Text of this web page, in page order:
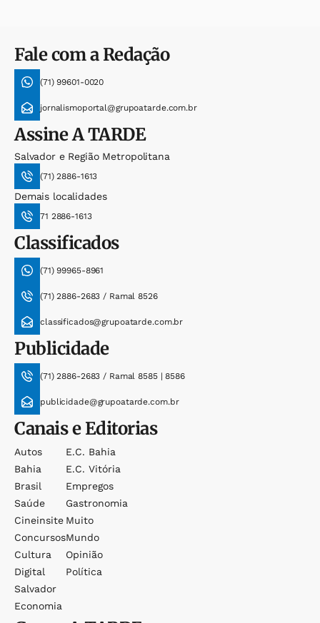
Fale com a Redação
(71) 99601-0020
jornalismoportal@grupoatarde.com.br
AssineA TARDE
Salvador e Região Metropolitana
(71) 2886-1613
Demais localidades
71 2886-1613
Classificados
(71) 99965-8961
(71) 2886-2683 / Ramal 8526
classificados@grupoatarde.com.br
Publicidade
(71) 2886-2683 / Ramal 8585 | 8586
publicidade@grupoatarde.com.br
Canais e Editorias
Autos
Bahia
Brasil
Saúde
Cineinsite
Concursos
Cultura
Digital
Salvador
Economia
E.c. Bahia
E.c. Vitória
Empregos
Gastronomia
Muito
Mundo
Opinião
Política